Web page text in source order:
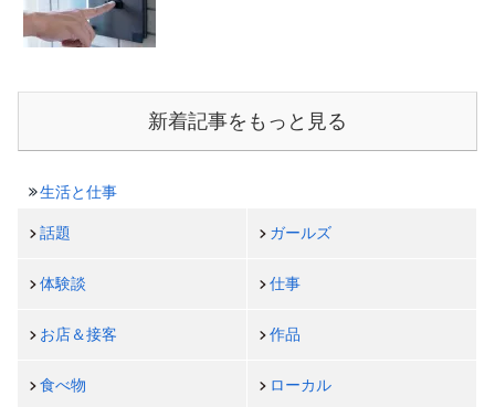
新着記事をもっと見る
生活と仕事
話題 ガールズ
体験談 仕事
お店＆接客 作品
食べ物 ローカル